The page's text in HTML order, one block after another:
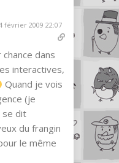
février 2009 22:07
dans
interactives,
Quand je vois
(je
se dit
du frangin
le même